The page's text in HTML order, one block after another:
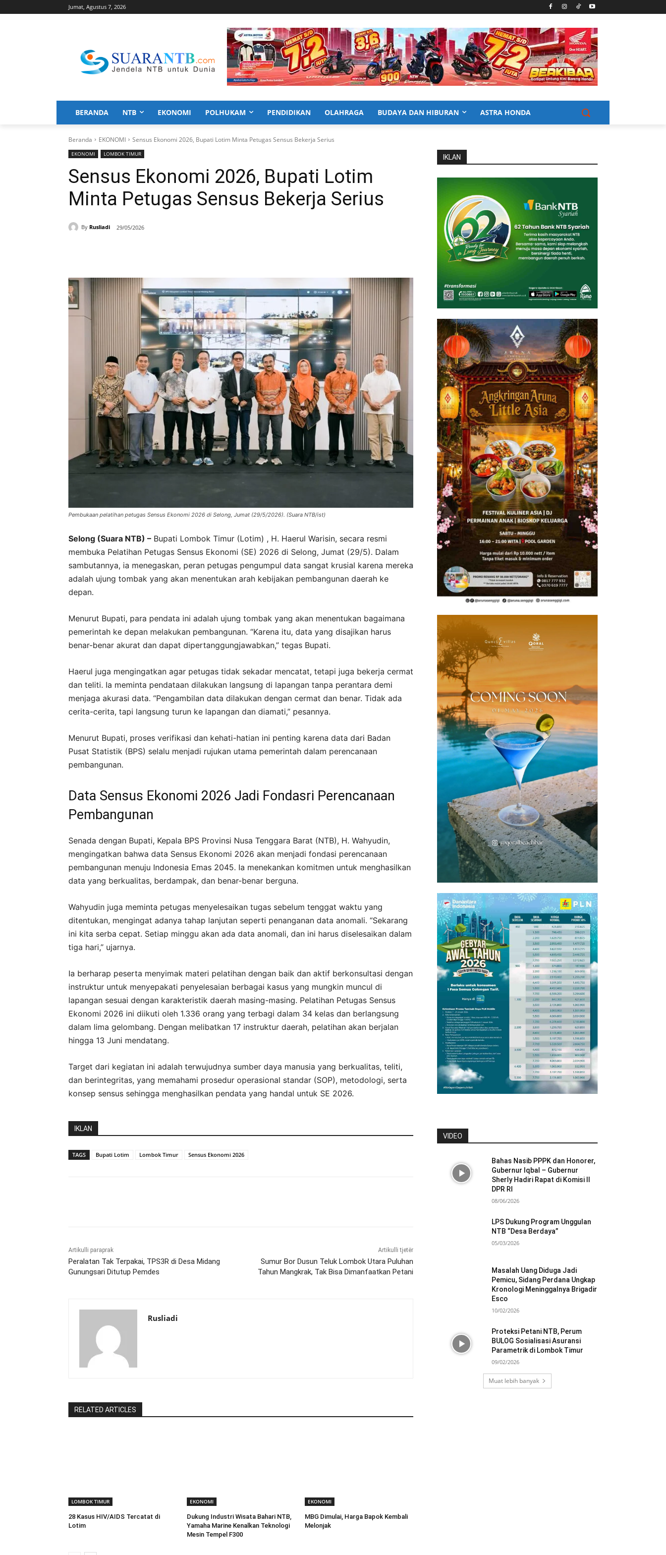
Jumat, Agustus 7, 2026
BERANDA NTB EKONOMI POLHUKAM PENDIDIKAN OLAHRAGA BUDAYA DAN HIBURAN ASTRA HONDA
Beranda EKONOMI Sensus Ekonomi 2026, Bupati Lotim Minta Petugas Sensus Bekerja Serius
EKONOMI LOMBOK TIMUR
Sensus Ekonomi 2026, Bupati Lotim
Minta Petugas Sensus Bekerja Serius
By Rusliadi 29/05/2026
Pembukaan pelatihan petugas Sensus Ekonomi 2026 di Selong, Jumat (29/5/2026). (Suara NTB/ist)
Selong (Suara NTB) – Bupati Lombok Timur (Lotim) , H. Haerul Warisin, secara resmi
membuka Pelatihan Petugas Sensus Ekonomi (SE) 2026 di Selong, Jumat (29/5). Dalam
sambutannya, ia menegaskan, peran petugas pengumpul data sangat krusial karena mereka
adalah ujung tombak yang akan menentukan arah kebijakan pembangunan daerah ke
depan.
Menurut Bupati, para pendata ini adalah ujung tombak yang akan menentukan bagaimana
pemerintah ke depan melakukan pembangunan. “Karena itu, data yang disajikan harus
benar-benar akurat dan dapat dipertanggungjawabkan,” tegas Bupati.
Haerul juga mengingatkan agar petugas tidak sekadar mencatat, tetapi juga bekerja cermat
dan teliti. Ia meminta pendataan dilakukan langsung di lapangan tanpa perantara demi
menjaga akurasi data. “Pengambilan data dilakukan dengan cermat dan benar. Tidak ada
cerita-cerita, tapi langsung turun ke lapangan dan diamati,” pesannya.
Menurut Bupati, proses verifikasi dan kehati-hatian ini penting karena data dari Badan
Pusat Statistik (BPS) selalu menjadi rujukan utama pemerintah dalam perencanaan
pembangunan.
Data Sensus Ekonomi 2026 Jadi Fondasri Perencanaan
Pembangunan
Senada dengan Bupati, Kepala BPS Provinsi Nusa Tenggara Barat (NTB), H. Wahyudin,
mengingatkan bahwa data Sensus Ekonomi 2026 akan menjadi fondasi perencanaan
pembangunan menuju Indonesia Emas 2045. Ia menekankan komitmen untuk menghasilkan
data yang berkualitas, berdampak, dan benar-benar berguna.
Wahyudin juga meminta petugas menyelesaikan tugas sebelum tenggat waktu yang
ditentukan, mengingat adanya tahap lanjutan seperti penanganan data anomali. “Sekarang
ini kita serba cepat. Setiap minggu akan ada data anomali, dan ini harus diselesaikan dalam
tiga hari,” ujarnya.
Ia berharap peserta menyimak materi pelatihan dengan baik dan aktif berkonsultasi dengan
instruktur untuk menyepakati penyelesaian berbagai kasus yang mungkin muncul di
lapangan sesuai dengan karakteristik daerah masing-masing. Pelatihan Petugas Sensus
Ekonomi 2026 ini diikuti oleh 1.336 orang yang terbagi dalam 34 kelas dan berlangsung
dalam lima gelombang. Dengan melibatkan 17 instruktur daerah, pelatihan akan berjalan
hingga 13 Juni mendatang.
Target dari kegiatan ini adalah terwujudnya sumber daya manusia yang berkualitas, teliti,
dan berintegritas, yang memahami prosedur operasional standar (SOP), metodologi, serta
konsep sensus sehingga menghasilkan pendata yang handal untuk SE 2026.
IKLAN
TAGS Bupati Lotim Lombok Timur Sensus Ekonomi 2026
Artikulli paraprak
Peralatan Tak Terpakai, TPS3R di Desa Midang
Gunungsari Ditutup Pemdes
Artikulli tjetër
Sumur Bor Dusun Teluk Lombok Utara Puluhan
Tahun Mangkrak, Tak Bisa Dimanfaatkan Petani
Rusliadi
RELATED ARTICLES
LOMBOK TIMUR
28 Kasus HIV/AIDS Tercatat di
Lotim
EKONOMI
Dukung Industri Wisata Bahari NTB,
Yamaha Marine Kenalkan Teknologi
Mesin Tempel F300
EKONOMI
MBG Dimulai, Harga Bapok Kembali
Melonjak
IKLAN
VIDEO
Bahas Nasib PPPK dan Honorer,
Gubernur Iqbal – Gubernur
Sherly Hadiri Rapat di Komisi II
DPR RI
08/06/2026
LPS Dukung Program Unggulan
NTB “Desa Berdaya”
05/03/2026
Masalah Uang Diduga Jadi
Pemicu, Sidang Perdana Ungkap
Kronologi Meninggalnya Brigadir
Esco
10/02/2026
Proteksi Petani NTB, Perum
BULOG Sosialisasi Asuransi
Parametrik di Lombok Timur
09/02/2026
Muat lebih banyak